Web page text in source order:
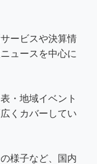
ービスや決算情
ュースを中心に
・地域イベント
くカバーしてい
様子など、国内